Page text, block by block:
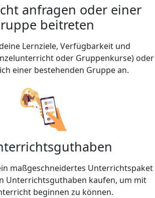
anfragen oder einer
beitreten
Lernziele, Verfügbarkeit und
oder Gruppenkurse) oder
einer bestehenden Gruppe an.
maßgeschneidertes Unterrichtspaket
Unterrichtsguthaben kaufen, um mit
beginnen zu können.